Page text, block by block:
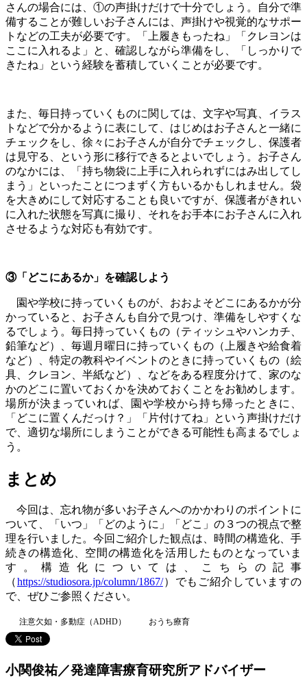
さんの場合には、①の声掛けだけで十分でしょう。自分で準
備することが難しいお子さんには、声掛けや視覚的なサポー
トなどの工夫が必要です。「上履きもったね」「クレヨンは
ここに入れるよ」と、確認しながら準備をし、「しっかりで
きたね」という経験を蓄積していくことが必要です。
また、毎日持っていくものに関しては、文字や写真、イラス
トなどで分かるように表にして、はじめはお子さんと一緒に
チェックをし、徐々にお子さんが自分でチェックし、保護者
は見守る、という形に移行できるとよいでしょう。お子さん
のなかには、「持ち物袋に上手に入れられずにはみ出してし
まう」といったことにつまずく方もいるかもしれません。袋
を大きめにして対応することも良いですが、保護者がきれい
に入れた状態を写真に撮り、それをお手本にお子さんに入れ
させるような対応も有効です。
③「どこにあるか」を確認しよう
園や学校に持っていくものが、おおよそどこにあるかが分
かっていると、お子さんも自分で見つけ、準備をしやすくな
るでしょう。毎日持っていくもの（ティッシュやハンカチ、
鉛筆など）、毎週月曜日に持っていくもの（上履きや給食着
など）、特定の教科やイベントのときに持っていくもの（絵
具、クレヨン、半紙など）、などをある程度分けて、家のな
かのどこに置いておくかを決めておくことをお勧めします。
場所が決まっていれば、園や学校から持ち帰ったときに、
「どこに置くんだっけ？」「片付けてね」という声掛けだけ
で、適切な場所にしまうことができる可能性も高まるでしょ
う。
まとめ
今回は、忘れ物が多いお子さんへのかかわりのポイントに
ついて、「いつ」「どのように」「どこ」の３つの視点で整
理を行いました。今回ご紹介した観点は、時間の構造化、手
続きの構造化、空間の構造化を活用したものとなっていま
す。構造化については、こちらの記事
（https://studiosora.jp/column/1867/）でもご紹介していますの
で、ぜひご参照ください。
注意欠如・多動症（ADHD） おうち療育
小関俊祐／発達障害療育研究所アドバイザー